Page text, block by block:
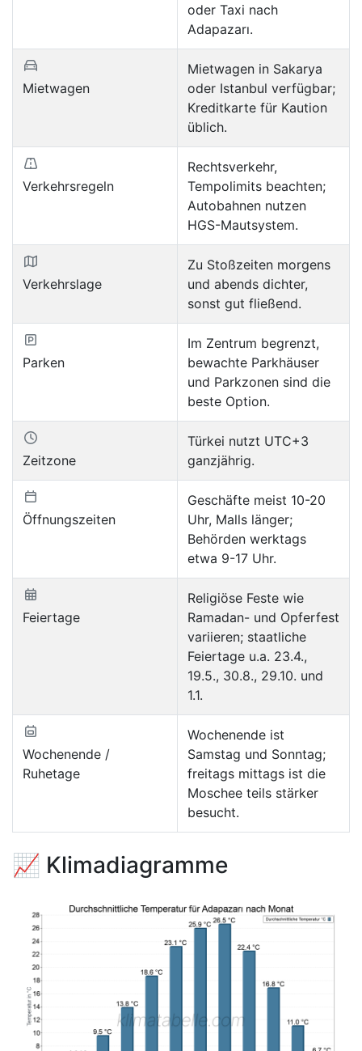
oder Taxi nach
Adapazarı.
Mietwagen
Mietwagen in Sakarya
oder Istanbul verfügbar;
Kreditkarte für Kaution
üblich.
Verkehrsregeln
Rechtsverkehr,
Tempolimits beachten;
Autobahnen nutzen
HGS-Mautsystem.
Verkehrslage
Zu Stoßzeiten morgens
und abends dichter,
sonst gut fließend.
Parken
Im Zentrum begrenzt,
bewachte Parkhäuser
und Parkzonen sind die
beste Option.
Zeitzone
Türkei nutzt UTC+3
ganzjährig.
Öffnungszeiten
Geschäfte meist 10-20
Uhr, Malls länger;
Behörden werktags
etwa 9-17 Uhr.
Feiertage
Religiöse Feste wie
Ramadan- und Opferfest
variieren; staatliche
Feiertage u.a. 23.4.,
19.5., 30.8., 29.10. und
1.1.
Wochenende /
Ruhetage
Wochenende ist
Samstag und Sonntag;
freitags mittags ist die
Moschee teils stärker
besucht.
📈 Klimadiagramme